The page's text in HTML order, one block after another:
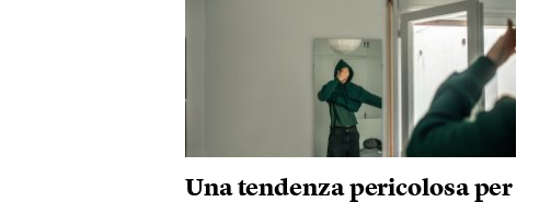
Una tendenza pericolosa per